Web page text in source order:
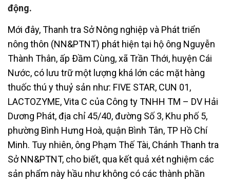
động.
Mới đây, Thanh tra Sở Nông nghiệp và Phát triển
nông thôn (NN&PTNT) phát hiện tại hộ ông Nguyễn
Thành Thân, ấp Ðầm Cùng, xã Trần Thới, huyện Cái
Nước, có lưu trữ một lượng khá lớn các mặt hàng
thuốc thú y thuỷ sản như: FIVE STAR, CUN 01,
LACTOZYME, Vita C của Công ty TNHH TM – DV Hải
Dương Phát, địa chỉ 45/40, đường Số 3, Khu phố 5,
phường Bình Hưng Hoà, quận Bình Tân, TP Hồ Chí
Minh. Tuy nhiên, ông Phạm Thế Tài, Chánh Thanh tra
Sở NN&PTNT, cho biết, qua kết quả xét nghiệm các
sản phẩm này hầu như không có các thành phần